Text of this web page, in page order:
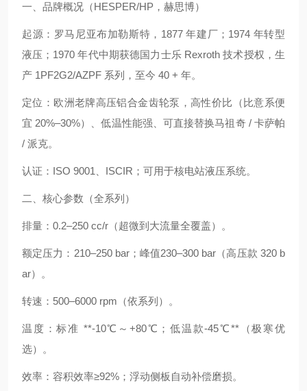
一、品牌概况（HESPER/HP，赫思博）
起源：罗马尼亚布加勒斯特，1877 年建厂；1974 年转型
液压；1970 年代中期获德国力士乐 Rexroth 技术授权，生
产 1PF2G2/AZPF 系列，至今 40 + 年。
定位：欧洲老牌高压铝合金齿轮泵，高性价比（比意系便
宜 20%–30%）、低温性能强、可直接替换马祖奇 / 卡萨帕
/ 派克。
认证：ISO 9001、ISCIR；可用于核电站液压系统。
二、核心参数（全系列）
排量：0.2–250 cc/r（超微到大流量全覆盖）。
额定压力：210–250 bar；峰值230–300 bar（高压款 320 b
ar）。
转速：500–6000 rpm（依系列）。
温度：标准 **-10℃～+80℃；低温款-45℃**（极寒优
选）。
效率：容积效率≥92%；浮动侧板自动补偿磨损。